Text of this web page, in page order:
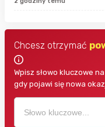
Chcesz otrzymać
Wpisz słowo kluczowe
gdy pojawi się nowa